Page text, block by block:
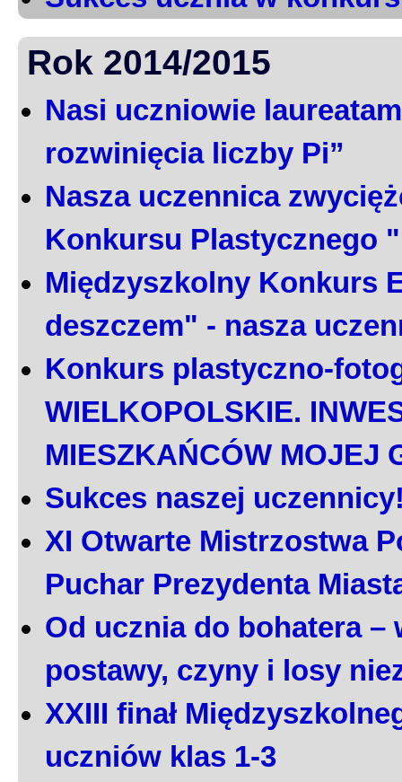
Rok 2014/2015
Nasi uczniowie
rozwinięcia liczby Pi”
Nasza uczennica
Konkursu Plastycznego
Międzyszkolny Konkurs
deszczem" - nasza
Konkurs plastyczno-
WIELKOPOLSKIE.
MIESZKAŃCÓW MOJEJ
Sukces naszej
XI Otwarte Mistrzostwa
Puchar Prezydenta
Od ucznia do bohatera –
postawy, czyny i losy
XXIII finał
uczniów klas 1-3